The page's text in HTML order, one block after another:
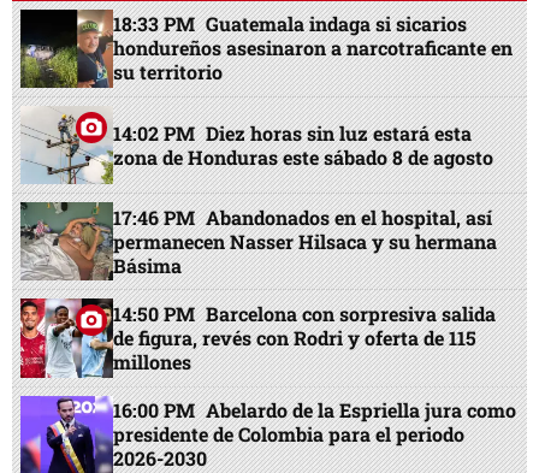
18:33 PM Guatemala indaga si sicarios
hondureños asesinaron a narcotraficante en
su territorio
14:02 PM Diez horas sin luz estará esta
zona de Honduras este sábado 8 de agosto
17:46 PM Abandonados en el hospital, así
permanecen Nasser Hilsaca y su hermana
Básima
14:50 PM Barcelona con sorpresiva salida
de figura, revés con Rodri y oferta de 115
millones
16:00 PM Abelardo de la Espriella jura como
presidente de Colombia para el periodo
2026-2030